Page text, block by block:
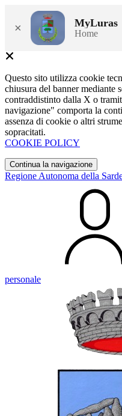
× MyLuras
Home
Questo sito utilizza cookie
chiusura del banner mediante
contraddistinto dalla X o
navigazione" comporta la
assenza di cookie o altri
sopracitati.
COOKIE POLICY
Continua la navigazione
Regione Autonoma della
personale